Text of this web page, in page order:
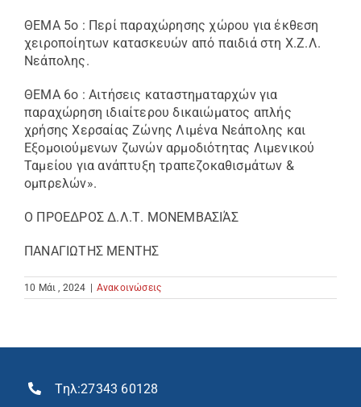
ΘΕΜΑ 5ο : Περί παραχώρησης χώρου για έκθεση
χειροποίητων κατασκευών από παιδιά στη Χ.Ζ.Λ.
Νεάπολης.
ΘΕΜΑ 6ο : Αιτήσεις καταστηματαρχών για
παραχώρηση ιδιαίτερου δικαιώματος απλής
χρήσης Χερσαίας Ζώνης Λιμένα Νεάπολης και
Εξομοιούμενων ζωνών αρμοδιότητας Λιμενικού
Ταμείου για ανάπτυξη τραπεζοκαθισμάτων &
ομπρελών».
Ο ΠΡΟΕΔΡΟΣ Δ.Λ.Τ. ΜΟΝΕΜΒΑΣΙΆΣ
ΠΑΝΑΓΙΩΤΗΣ ΜΕΝΤΗΣ
10 Μάι , 2024 | Ανακοινώσεις
Τηλ:27343 60128